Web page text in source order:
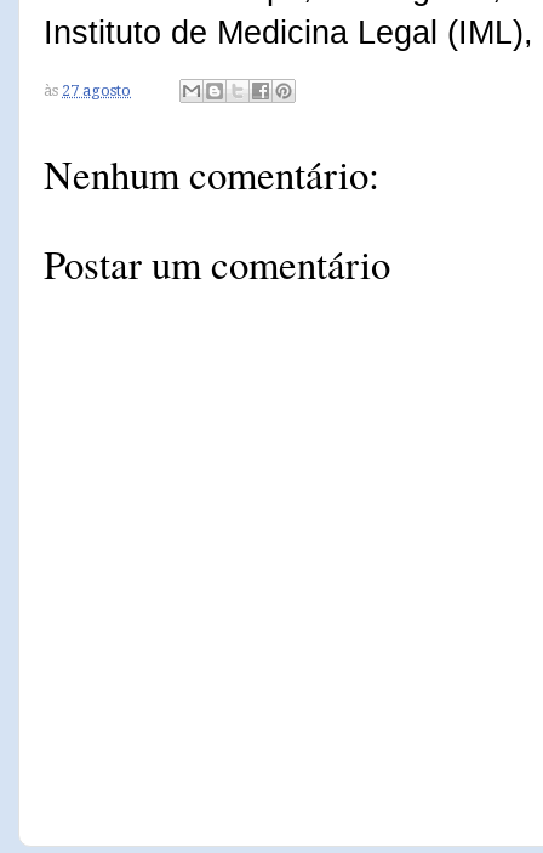
Instituto de Medicina Legal
às 27 agosto
Nenhum comentário:
Postar um comentário